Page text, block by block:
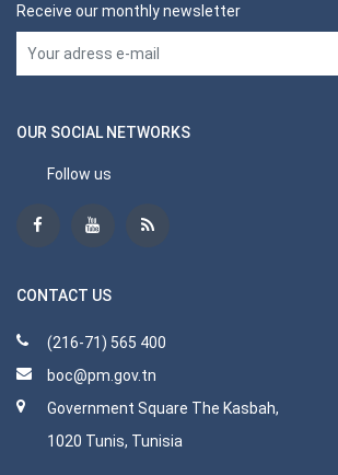
Receive our monthly newsletter
OUR SOCIAL NETWORKS
Follow us
CONTACT US
(216-71) 565 400
boc@pm.gov.tn
Government Square The Kasbah,
1020 Tunis, Tunisia